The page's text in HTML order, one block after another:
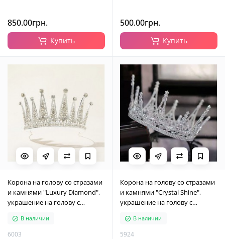
850.00грн.
Купить
500.00грн.
Купить
Корона на голову со стразами
и камнями "Luxury Diamond",
украшение на голову с
В наличии
6003
Корона на голову со стразами
и камнями "Crystal Shine",
украшение на голову с
В наличии
5924